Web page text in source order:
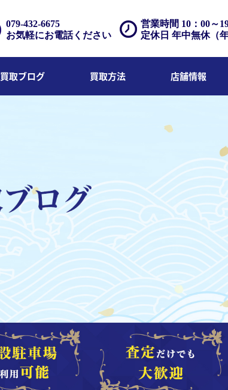
営業時間 10：00～
定休日 年中無休（
079-432-6675
お気軽にお電話ください
買取ブログ 買取方法 店舗情報